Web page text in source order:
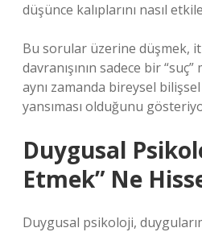
düşünce kalıplarını nasıl
Bu sorular üzerine düşmek,
davranışının sadece bir “suç”
aynı zamanda bireysel
yansıması olduğunu
Duygusal
Etmek” Ne
Duygusal psikoloji,